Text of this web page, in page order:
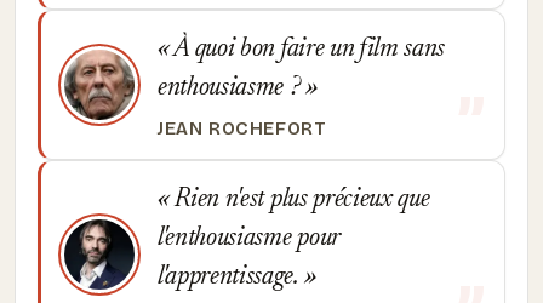
À quoi bon faire un film sans
enthousiasme ?
JEAN ROCHEFORT
Rien n'est plus précieux que
l'enthousiasme pour
l'apprentissage.